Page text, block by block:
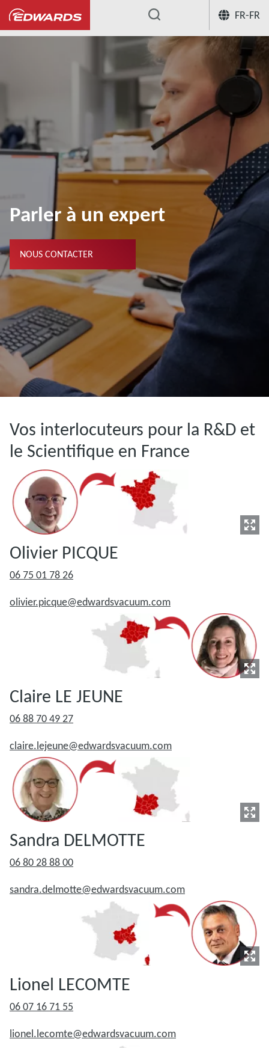
FR-FR
...
Parler à un expert
NOUS CONTACTER
Vos interlocuteurs pour la R&D et
le Scientifique en France
Olivier PICQUE
06 75 01 78 26
olivier.picque@edwardsvacuum.com
Claire LE JEUNE
06 88 70 49 27
claire.lejeune@edwardsvacuum.com
Sandra DELMOTTE
06 80 28 88 00
sandra.delmotte@edwardsvacuum.com
Lionel LECOMTE
06 07 16 71 55
lionel.lecomte@edwardsvacuum.com